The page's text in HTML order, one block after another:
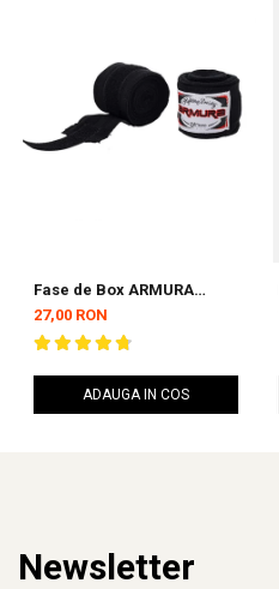
Fase de Box ARMURA
Inceptos Negre 4,5 metri
27,00 RON
ADAUGA IN COS
Newsletter